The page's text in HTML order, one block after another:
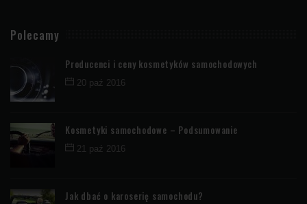
Polecamy
Producenci i ceny kosmetyków samochodowych
20 paź 2016
Kosmetyki samochodowe – Podsumowanie
21 paź 2016
Jak dbać o karoserię samochodu?